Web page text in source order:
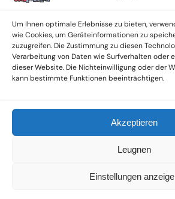
Um Ihnen optimale Erlebnisse zu bieten,
wie Cookies, um Geräteinformationen zu
zuzugreifen. Die Zustimmung zu diesen
Verarbeitung von Daten wie Surfverhalten oder
dieser Website. Die Nichteinwilligung oder der
kann bestimmte Funktionen beeinträchtigen.
Akzeptieren
Leugnen
Einstellungen
unserer Online-Gig-Plattform.
Wir bieten eine breite Auswahl an sowohl
sammelwürdigen als auch Mainstream-
Vinyl, CD und weiteren Medien.
Sowohl neue als auch gebrauchte,
Wir setzen uns leidenschaftlich für
Labels ein und bieten hochwertige,
aus über 30 Jahren Erfahrung in der
SoulPeddler Mailorder, Records & Vinyl
Nettirock – Nice Guy Records – MOVA